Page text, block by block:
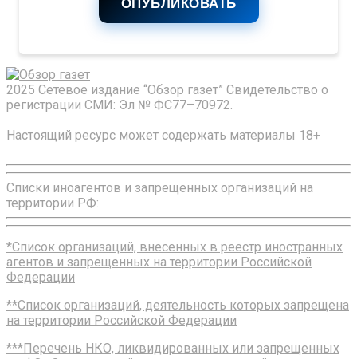
ОПУБЛИКОВАТЬ
2025 Сетевое издание “Обзор газет” Свидетельство о
регистрации СМИ: Эл № ФС77–70972.
Настоящий ресурс может содержать материалы 18+
Списки иноагентов и запрещенных организаций на
территории РФ:
*Список организаций, внесенных в реестр иностранных
агентов и запрещенных на территории Российской
Федерации
**Список организаций, деятельность которых запрещена
на территории Российской Федерации
***Перечень НКО, ликвидированных или запрещенных